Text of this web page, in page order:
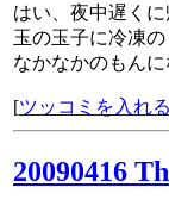
はい、夜中遅く
玉の玉子に冷凍
なかなかのもんに
[ツッコミを入れる
20090416